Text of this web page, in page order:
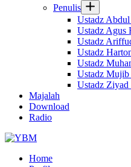
Penulis
Ustadz
Ustadz Agus
Ustadz
Ustadz
Ustadz
Ustadz Mujib
Ustadz
Majalah
Download
Radio
Home